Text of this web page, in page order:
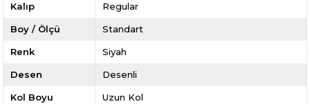
Kalıp Regular
Boy / Ölçü Standart
Renk Siyah
Desen Desenli
Kol Boyu Uzun Kol